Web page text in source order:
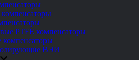
PTFE компенсаторы
компенсаторы
ВЭИ